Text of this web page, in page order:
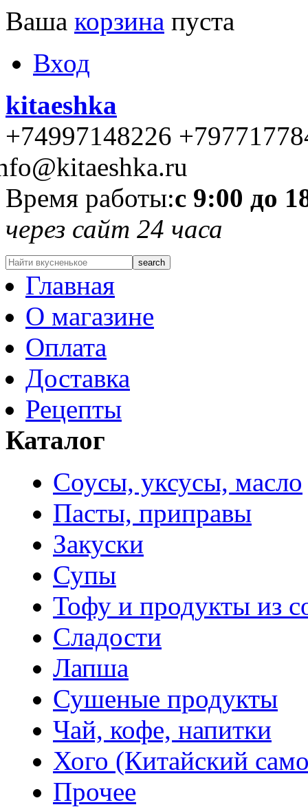
Ваша корзина пуста
Вход
kitaeshka
+74997148226
Время работы:с 9:00 до
через сайт 24 часа
Главная
О магазине
Оплата
Доставка
Рецепты
Каталог
Соусы, уксусы, масло
Пасты, приправы
Закуски
Супы
Тофу и продукты из
Сладости
Лапша
Сушеные продукты
Чай, кофе, напитки
Хого (Китайский
Прочее